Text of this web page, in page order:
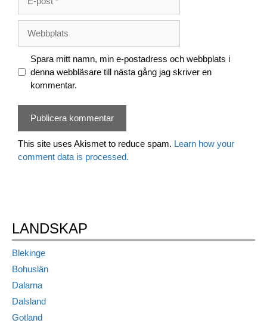
post
Spara mitt namn, min e-postadress och webbplats i
denna webbläsare till nästa gång jag skriver en
kommentar.
This site uses Akismet to reduce spam. Learn how your
comment data is processed.
LANDSKAP
Blekinge
Bohuslän
Dalarna
Dalsland
Gotland